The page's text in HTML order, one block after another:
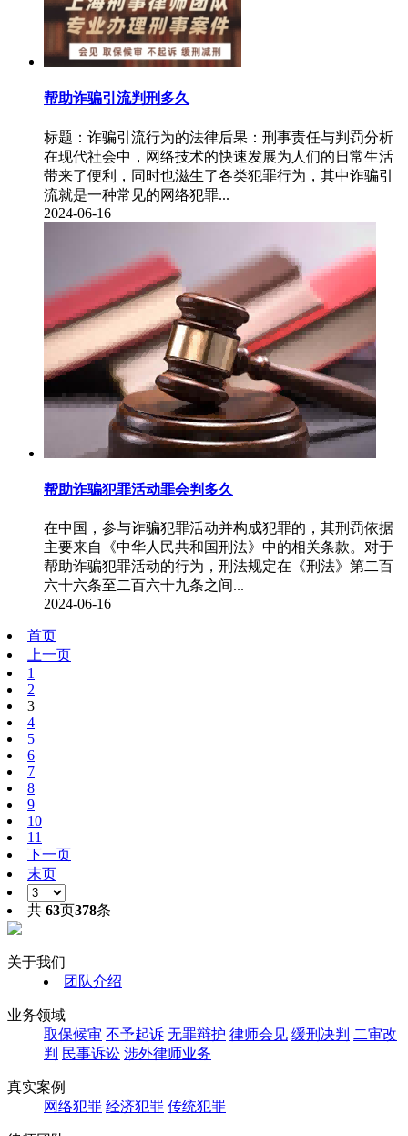
帮助诈骗引流判刑多久
​标题：诈骗引流行为的法律后果：刑事责任与判罚分析
在现代社会中，网络技术的快速发展为人们的日常生活
带来了便利，同时也滋生了各类犯罪行为，其中诈骗引
流就是一种常见的网络犯罪...
2024-06-16
帮助诈骗犯罪活动罪会判多久
​在中国，参与诈骗犯罪活动并构成犯罪的，其刑罚依据
主要来自《中华人民共和国刑法》中的相关条款。对于
帮助诈骗犯罪活动的行为，刑法规定在《刑法》第二百
六十六条至二百六十九条之间...
2024-06-16
首页
上一页
1
2
3
4
5
6
7
8
9
10
11
下一页
末页
共 63页378条
关于我们
团队介绍
业务领域
取保候审 不予起诉 无罪辩护 律师会见 缓刑决判 二审改
判 民事诉讼 涉外律师业务
真实案例
网络犯罪 经济犯罪 传统犯罪